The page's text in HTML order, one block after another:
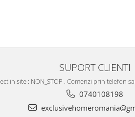
SUPORT CLIENTI
in site : NON_STOP . Comenzi prin telefon
0740108198